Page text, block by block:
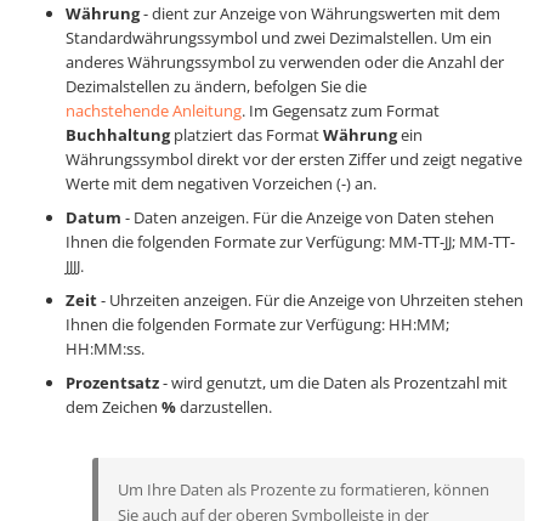
Währung- dient zur Anzeige von Währungswerten mit dem
Standardwährungssymbol und zwei Dezimalstellen. Um ein
anderes Währungssymbol zu verwenden oder die Anzahl der
Dezimalstellen zu ändern, befolgen Sie die
nachstehende Anleitung. Im Gegensatz zum Format
Buchhaltungplatziert das FormatWährungein
Währungssymbol direkt vor der ersten Ziffer und zeigt negative
Werte mit dem negativen Vorzeichen (-) an.
Datum - Daten anzeigen. Für die Anzeige von Daten stehen
Ihnen die folgenden Formate zur Verfügung: MM-TT-JJ; MM-TT-
JJJJ.
Zeit- Uhrzeiten anzeigen. Für die Anzeige von Uhrzeiten stehen
Ihnen die folgenden Formate zur Verfügung: HH:MM;
HH:MM:ss.
Prozentsatz- wird genutzt, um die Daten als Prozentzahl mit
dem Zeichen %darzustellen.
Um Ihre Daten als Prozente zu formatieren, können
Sie auch auf der oberen Symbolleiste in der